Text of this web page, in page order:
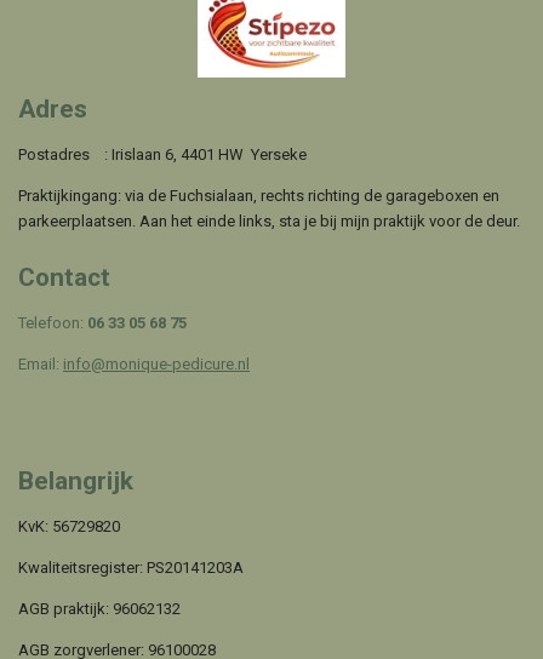
Adres
Postadres : Irislaan 6, 4401 HW Yerseke
Praktijkingang: via de Fuchsialaan, rechts richting de garageboxen en
parkeerplaatsen. Aan het einde links, sta je bij mijn praktijk voor de deur.
Contact
Telefoon: 06 33 05 68 75
Email: info@monique-pedicure.nl
Belangrijk
KvK: 56729820
Kwaliteitsregister: PS20141203A
AGB praktijk: 96062132
AGB zorgverlener: 96100028